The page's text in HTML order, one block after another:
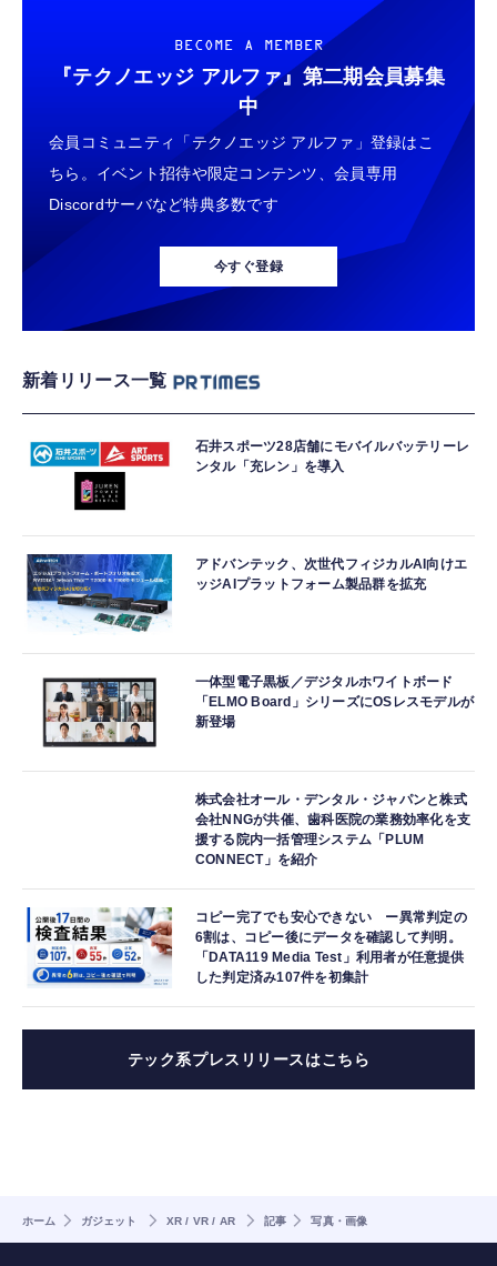
BECOME A MEMBER
『テクノエッジ アルファ』 第二期会員募集
中
会員コミュニティ「テクノエッジ アルファ」登録はこ
ちら。イベント招待や限定コンテンツ、会員専用
Discordサーバなど特典多数です
今すぐ登録
新着リリース一覧
石井スポーツ28店舗にモバイルバッテリーレ
ンタル「充レン」を導入
アドバンテック、次世代フィジカルAI向けエ
ッジAIプラットフォーム製品群を拡充
一体型電子黒板／デジタルホワイトボード
「ELMO Board」シリーズにOSレスモデルが
新登場
株式会社オール・デンタル・ジャパンと株式
会社NNGが共催、歯科医院の業務効率化を支
援する院内一括管理システム「PLUM
CONNECT」を紹介
コピー完了でも安心できない ー異常判定の
6割は、コピー後にデータを確認して判明。
「DATA119 Media Test」利用者が任意提供
した判定済み107件を初集計
テック系プレスリリースはこちら
ホーム ガジェット XR / VR / AR 記事 写真・画像